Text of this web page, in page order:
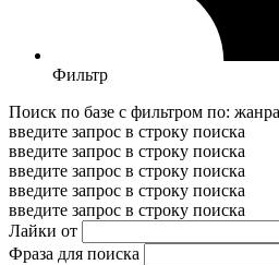
Фильтр
Поиск по базе с фильтром по:
введите запрос в строку поиска
введите запрос в строку поиска
введите запрос в строку поиска
введите запрос в строку поиска
введите запрос в строку поиска
Лайки от
Фраза для поиска